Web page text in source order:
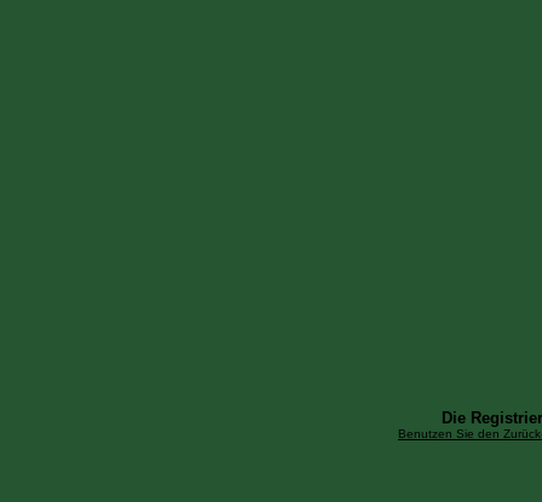
Die
Benutzen Sie den